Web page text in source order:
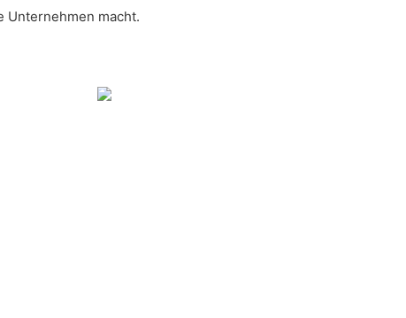
Unternehmen macht.